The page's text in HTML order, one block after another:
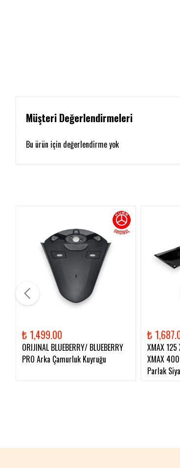
Müşteri Değerlendirmeleri
Bu ürün için değerlendirme yok
₺ 1,499.00
ORIJINAL BLUEBERRY/ BLUEBERRY
PRO Arka Çamurluk Kuyruğu
₺
XMAX
XMAX
Parlak